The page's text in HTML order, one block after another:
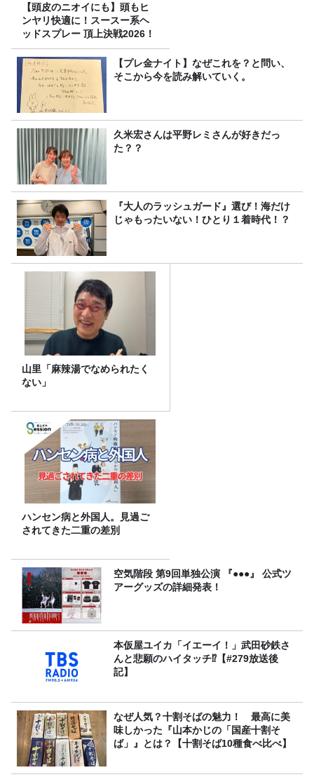
【頭皮のニオイにも】頭もヒ
ンヤリ快適に！スースー系ヘ
ッドスプレー 頂上決戦2026！
【プレ金ナイト】なぜこれを？と問い、
そこから今を読み解いていく。
久米宏さんは平野レミさんが好きだっ
た？？
『大人のラッシュガード』選び！海だけ
じゃもったいない！ひとり１着時代！？
山里「麻辣湯でなめられたく
ない」
ハンセン病と外国人。見過ご
されてきた二重の差別
空気階段 第9回単独公演 『●●●』 公式ツ
アーグッズの詳細発表！
本仮屋ユイカ「イエーイ！」武田砂鉄さ
んと悲願のハイタッチ⁉【#279放送後
記】
なぜ人気？十割そばの魅力！ 最高に美
味しかった『山本かじの「国産十割そ
ば」』とは？【十割そば10種食べ比べ】